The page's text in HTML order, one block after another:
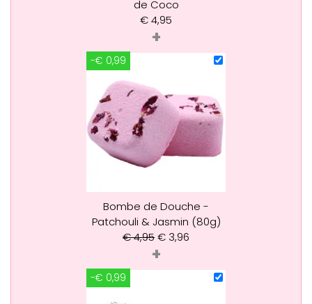
de Coco
€4,95
+
-€ 0,99
Bombe de Douche -
Patchouli & Jasmin (80g)
€4,95€ 3,96
+
-€ 0,99